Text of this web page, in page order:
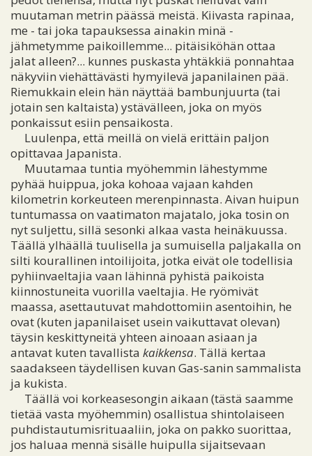
muutaman metrin päässä meistä. Kiivasta rapinaa,
me - tai joka tapauksessa ainakin minä -
jähmetymme paikoillemme... pitäisiköhän ottaa
jalat alleen?... kunnes puskasta yhtäkkiä ponnahtaa
näkyviin viehättävästi hymyilevä japanilainen pää.
Riemukkain elein hän näyttää bambunjuurta (tai
jotain sen kaltaista) ystävälleen, joka on myös
ponkaissut esiin pensaikosta.
Luulenpa, että meillä on vielä erittäin paljon
opittavaa Japanista.
Muutamaa tuntia myöhemmin lähestymme
pyhää huippua, joka kohoaa vajaan kahden
kilometrin korkeuteen merenpinnasta. Aivan huipun
tuntumassa on vaatimaton majatalo, joka tosin on
nyt suljettu, sillä sesonki alkaa vasta heinäkuussa.
Täällä ylhäällä tuulisella ja sumuisella paljakalla on
silti kourallinen intoilijoita, jotka eivät ole todellisia
pyhiinvaeltajia vaan lähinnä pyhistä paikoista
kiinnostuneita vuorilla vaeltajia. He ryömivät
maassa, asettautuvat mahdottomiin asentoihin, he
ovat (kuten japanilaiset usein vaikuttavat olevan)
täysin keskittyneitä yhteen ainoaan asiaan ja
antavat kuten tavallista kaikkensa. Tällä kertaa
saadakseen täydellisen kuvan Gas-sanin sammalista
ja kukista.
Täällä voi korkeasesongin aikaan (tästä saamme
tietää vasta myöhemmin) osallistua shintolaiseen
puhdistautumisrituaaliin, joka on pakko suorittaa,
jos haluaa mennä sisälle huipulla sijaitsevaan